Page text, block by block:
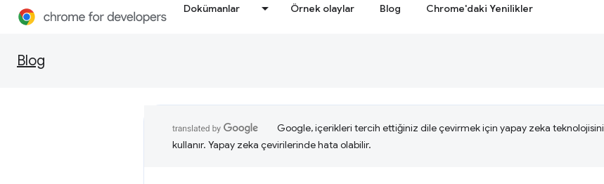
Dokümanlar Örnek olaylar Blog Chrome'daki Yenilikler
Blog
Google, içerikleri tercih ettiğiniz dile çevirmek için yapay zeka teknolojisini
kullanır. Yapay zeka çevirilerinde hata olabilir.